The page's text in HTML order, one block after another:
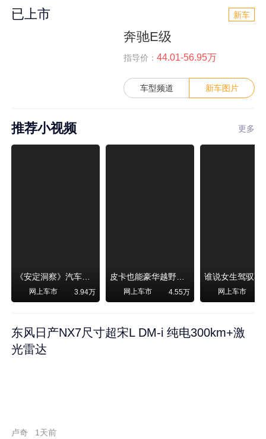
已上市 新车
奔驰E级
指导价： 44.01-56.95万
车型频道 新车图片
推荐小视频 更多
《安定洞察》汽车烧不烧油，和石油安全无关！
网上车市 3.94万
皮卡也能豪华越野！纵横F700上市，限时卖29.99万起
网上车市 4.55万 网上车市
东风日产NX7尺寸超宋L DM-i 纯电300km+激
光雷达
卢奇 1天前